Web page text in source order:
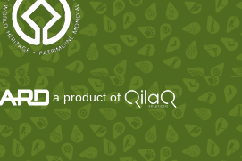
a product of